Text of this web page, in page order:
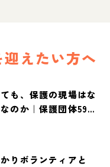
えたい方へ
も、保護の現場はな
のか｜保護団体59団
保護犬・保護猫白書
かりボランティアと